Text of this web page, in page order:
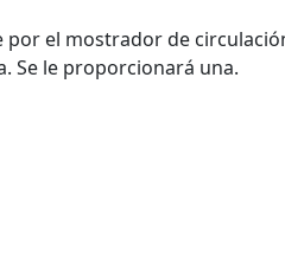
por el mostrador de
Se le proporcionará una.